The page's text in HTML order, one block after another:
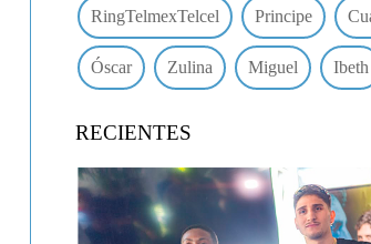
RingTelmexTelcel Principe
Óscar Zulina Miguel Ibeth
RECIENTES